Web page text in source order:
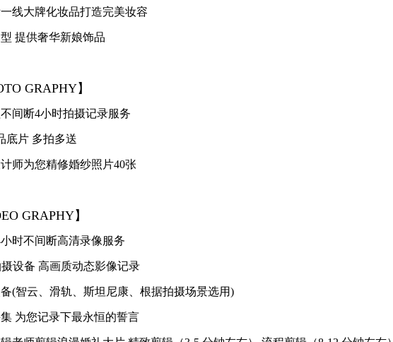
线大牌化妆品打造完美妆容
提供奢华新娘饰品
GRAPHY】
间断4小时拍摄记录服务
底片 多拍多送
师为您精修婚纱照片40张
GRAPHY】
时不间断高清录像服务
设备 高画质动态影像记录
(智云、滑轨、斯坦尼康、根据拍摄场景选用)
为您记录下最永恒的誓言